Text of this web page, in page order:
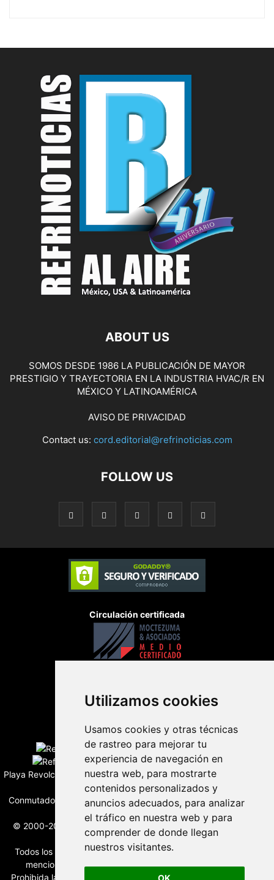
Utilizamos cookies
Usamos cookies y otras técnicas
de rastreo para mejorar tu
experiencia de navegación en
nuestra web, para mostrarte
contenidos personalizados y
anuncios adecuados, para analizar
el tráfico en nuestra web y para
comprender de donde llegan
nuestros visitantes.
OK
ABOUT US
SOMOS DESDE 1986 LA PUBLICACIÓN DE MAYOR
PRESTIGIO Y TRAYECTORIA EN LA INDUSTRIA HVAC/R EN
MÉXICO Y LATINOAMÉRICA
AVISO DE PRIVACIDAD
Contact us: cord.editorial@refrinoticias.com
FOLLOW US
Circulación certificada
Desarrollado por
Edición digital con tecnología
Playa Revolcadero 222 Col. Reforma Iztaccihuatl Norte C.P. 08810
CIUDAD DE MEXICO
Conmutador CIUDAD DE MEXICO (+52) 555 740 4476, 555 740
© 2000-2026 BURO DE MERCADOTECNIA DEL CENTRO, S.A.
Todos los derechos reservados
Todos los nombres, marcas, logotipos, productos e imagenes
mencionados son propiedad de sus respectivos dueños
Prohibida la reproducción total o parcial de los contenidos aqui